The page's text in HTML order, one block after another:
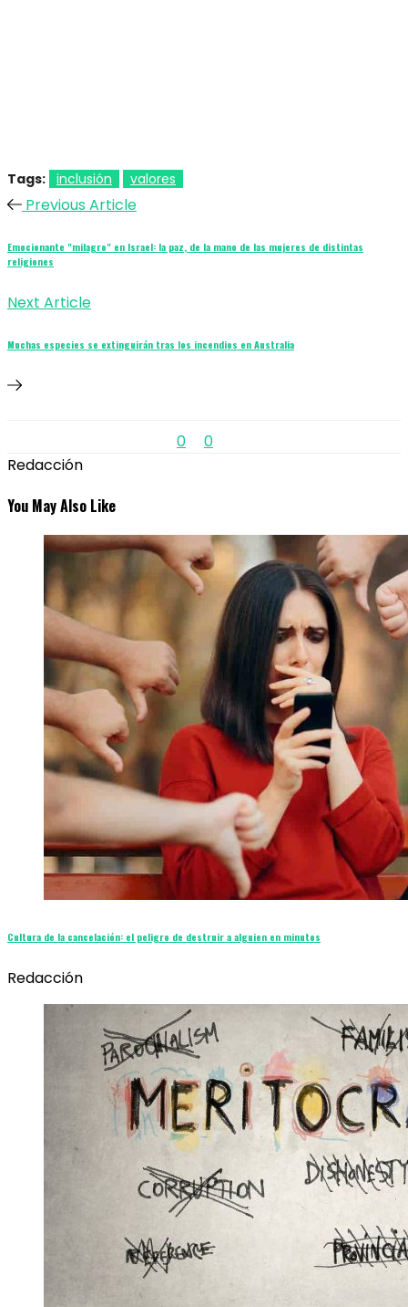
Tags: inclusión valores
Previous Article
Emocionante "milagro" en Israel: la paz, de la mano de las mujeres de distintas
religiones
Next Article
Muchas especies se extinguirán tras los incendios en Australia
0
0
Redacción
You May Also Like
Cultura de la cancelación: el peligro de destruir a alguien en minutos
Redacción